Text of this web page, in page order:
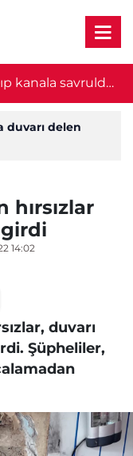
kanala savruldu!
duvarı delen
hırsızlar
14:02
duvarı
Şüpheliler,